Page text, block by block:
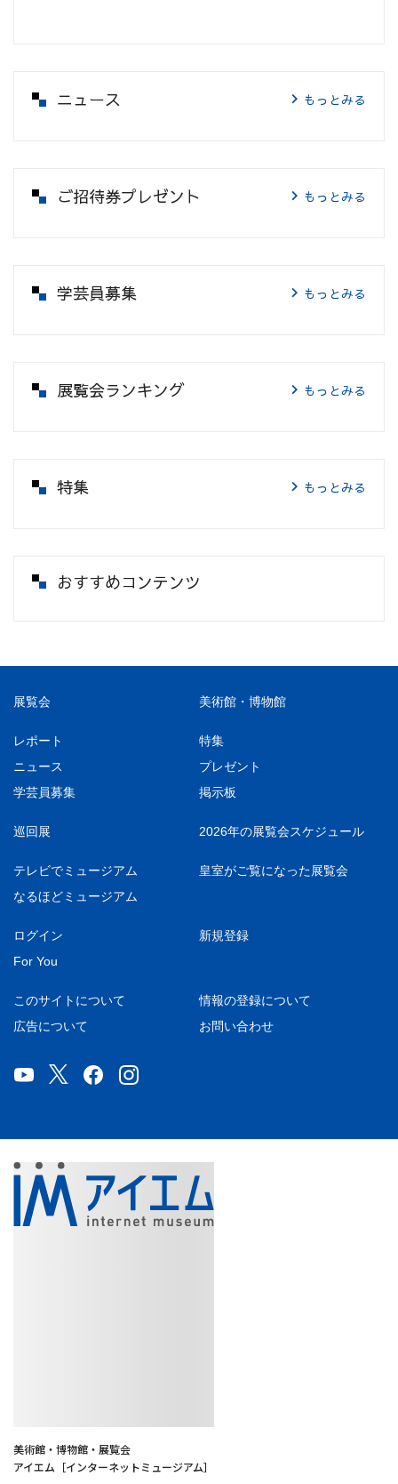
ニュース もっとみる
ご招待券プレゼント もっとみる
学芸員募集 もっとみる
展覧会ランキング もっとみる
特集 もっとみる
おすすめコンテンツ
展覧会 美術館・博物館
レポート
特集
ニュース
プレゼント
学芸員募集
掲示板
巡回展 2026年の展覧会スケジュール
テレビでミュージアム
皇室がご覧になった展覧会
なるほどミュージアム
ログイン
新規登録
For You
このサイトについて
情報の登録について
広告について
お問い合わせ
美術館・博物館・展覧会
アイエム［インターネットミュージアム］